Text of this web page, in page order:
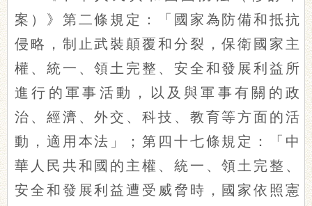
案）》第二條規定：「國家為防備和抵抗
侵略，制止武裝顛覆和分裂，保衛國家主
權、統一、領土完整、安全和發展利益所
進行的軍事活動，以及與軍事有關的政
治、經濟、外交、科技、教育等方面的活
動，適用本法」；第四十七條規定：「中
華人民共和國的主權、統一、領土完整、
安全和發展利益遭受威脅時，國家依照憲